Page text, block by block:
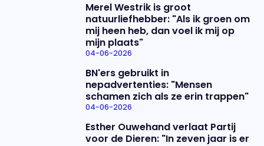
Merel Westrik is groot
natuurliefhebber: "Als ik groen om
mij heen heb, dan voel ik mij op
mijn plaats"
04-06-2026
BN'ers gebruikt in
nepadvertenties: "Mensen
schamen zich als ze erin trappen"
04-06-2026
Esther Ouwehand verlaat Partij
voor de Dieren: "In zeven jaar is er